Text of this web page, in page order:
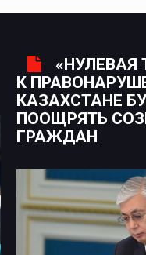
«НУЛЕВАЯ
К
КАЗАХСТАНЕ
ПООЩРЯТЬ
ГРАЖДАН